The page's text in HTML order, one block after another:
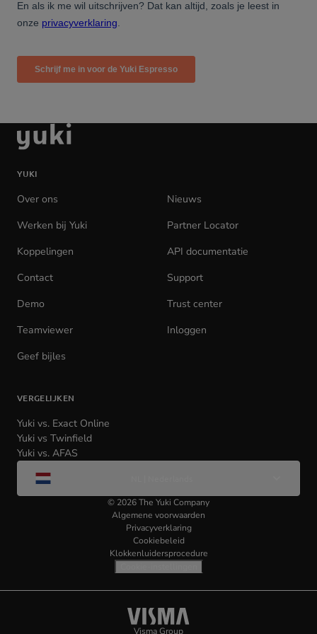
Ga
naar
homepage
YUKI
Over ons
Nieuws
Werken bij Yuki
Partner Locator
Koppelingen
API documentatie
Contact
Support
Demo
Trust center
Teamviewer
Inloggen
Geef bijles
VERGELIJKEN
Yuki vs. Exact Online
Yuki vs Twinfield
Yuki vs. AFAS
© 2026The Yuki Company
Algemene voorwaarden
Privacyverklaring
Cookiebeleid
Klokkenluidersprocedure
Visma
(opens
Visma Group